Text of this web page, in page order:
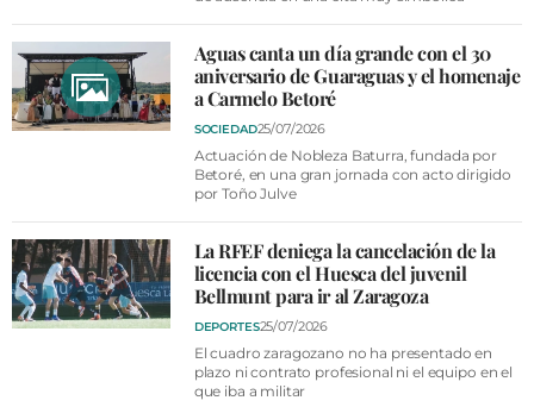
Aguas canta un día grande con el 30
aniversario de Guaraguas y el homenaje
a Carmelo Betoré
SOCIEDAD25/07/2026
Actuación de Nobleza Baturra, fundada por
Betoré, en una gran jornada con acto dirigido
por Toño Julve
La RFEF deniega la cancelación de la
licencia con el Huesca del juvenil
Bellmunt para ir al Zaragoza
DEPORTES25/07/2026
El cuadro zaragozano no ha presentado en
plazo ni contrato profesional ni el equipo en el
que iba a militar